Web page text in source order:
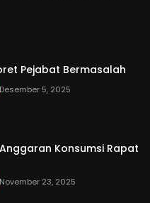
Pejabat Bermasalah
Desember 5, 2025
Konsumsi Rapat
November 23, 2025